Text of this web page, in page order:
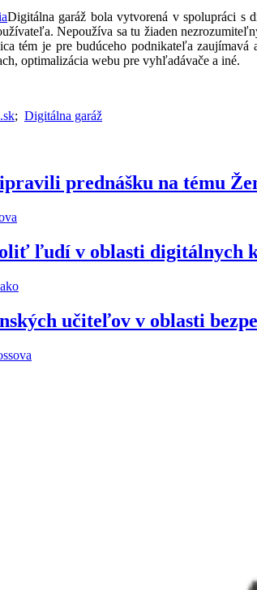
Digitálna garáž bola vytvorená v spolupráci s
Nepoužíva sa tu žiaden
tém je pre budúceho podnikateľa
optimalizácia webu pre vyhľadávače a iné.
; Digitálna garáž
prednášku na tému
ľudí v oblasti digitálnych
učiteľov v oblasti